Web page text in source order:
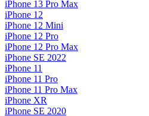
iPhone 13 Pro Max
iPhone 12
iPhone 12 Mini
iPhone 12 Pro
iPhone 12 Pro Max
iPhone SE 2022
iPhone 11
iPhone 11 Pro
iPhone 11 Pro Max
iPhone XR
iPhone SE 2020